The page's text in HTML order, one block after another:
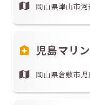
岡山県津山市
児島マリ
岡山県倉敷市